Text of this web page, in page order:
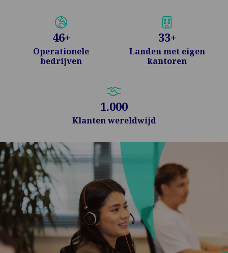
46+
Operationele
bedrijven
33+
Landen met eigen
kantoren
1.000
Klanten wereldwijd